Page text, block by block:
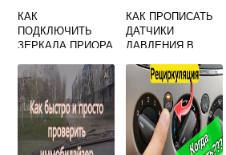
КАК
ПОДКЛЮЧИТЬ
ЗЕРКАЛА ПРИОРА
КАК ПРОПИСАТЬ
ДАТЧИКИ
ДАВЛЕНИЯ В
МОНДЕО 4